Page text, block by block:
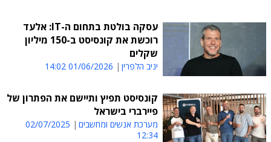
עסקה בולטת בתחום ה-IT: אלעד
רוכשת את קונסיסט ב-150 מיליון
שקלים
יניב הלפרין 01/06/2026 14:02
קונסיסט תפיץ ותיישם את הפתרון של
פיירברי בישראל
מערכת אנשים ומחשבים
02/07/2025
12:34